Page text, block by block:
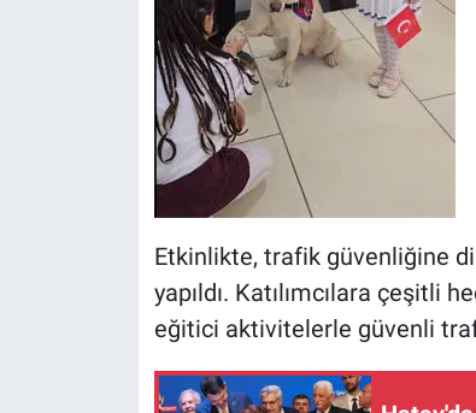
Etkinlikte, trafik güvenliğine
yapıldı. Katılımcılara çeşitli
eğitici aktivitelerle güvenli